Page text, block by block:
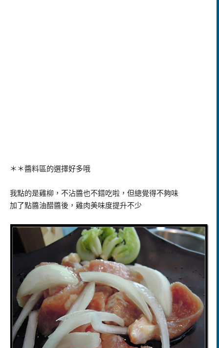
＊＊醬料區的選擇好多哦
我點的是雞柳，不沾醬也不錯吃啦，但總覺得不夠味
加了點醬油醋醬後，雞肉美味度提升不少